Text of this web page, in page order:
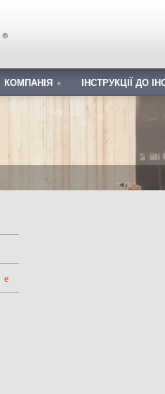
КОМПАНІЯ ІНСТРУКЦІЇ ДО